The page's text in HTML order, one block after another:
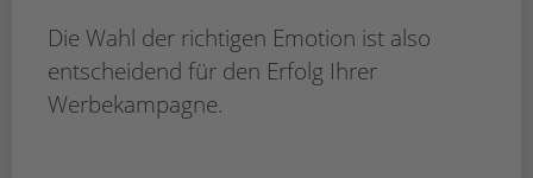
Die Wahl der richtigen Emotion ist also
entscheidend für den Erfolg Ihrer
Werbekampagne.